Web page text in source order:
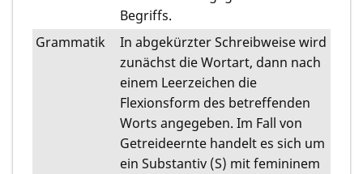
Begriffs.
Grammatik
In abgekürzter Schreibweise wird
zunächst die Wortart, dann nach
einem Leerzeichen die
Flexionsform des betreffenden
Worts angegeben. Im Fall von
Getreideernte handelt es sich um
ein Substantiv (S) mit femininem